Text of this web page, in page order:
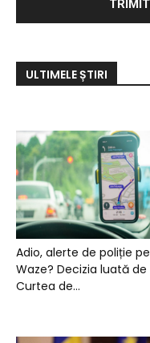
ULTIMELE ȘTIRI
Adio, alerte de poliție pe
Waze? Decizia luată de
Curtea de...